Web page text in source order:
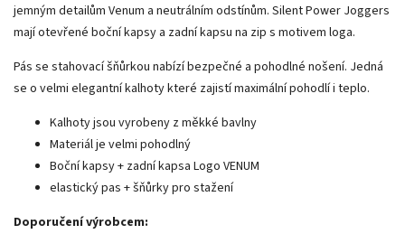
jemným detailům Venum a neutrálním odstínům. Silent Power Joggers
mají otevřené boční kapsy a zadní kapsu na zip s motivem loga.
Pás se stahovací šňůrkou nabízí bezpečné a pohodlné nošení. Jedná
se o velmi elegantní kalhoty které zajistí maximální pohodlí i teplo.
Kalhoty jsou vyrobeny z měkké bavlny
Materiál je velmi pohodlný
Boční kapsy + zadní kapsa Logo VENUM
elastický pas + šňůrky pro stažení
Doporučení výrobcem: